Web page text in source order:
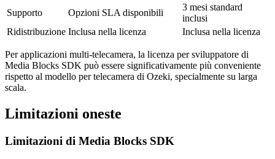
Supporto Opzioni SLA disponibili
3 mesi standard
inclusi
Ridistribuzione Inclusa nella licenza Inclusa nella licenza
Per applicazioni multi-telecamera, la licenza per sviluppatore di
Media Blocks SDK può essere significativamente più conveniente
rispetto al modello per telecamera di Ozeki, specialmente su larga
scala.
Limitazioni oneste
Limitazioni di Media Blocks SDK